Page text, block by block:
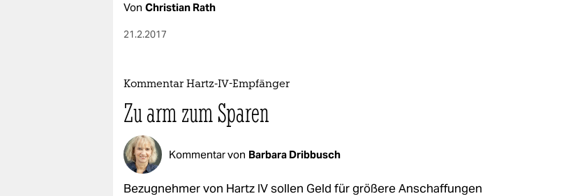
Von Christian Rath
21.2.2017
Kommentar Hartz-IV-Empfänger
Zu arm zum Sparen
Kommentar von Barbara Dribbusch
Bezugnehmer von Hartz IV sollen Geld für größere Anschaffungen